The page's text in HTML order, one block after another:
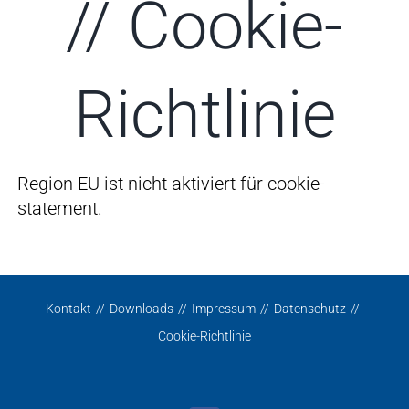
// Cookie-
Richtlinie
Region EU ist nicht aktiviert für cookie-
statement.
Kontakt Downloads Impressum
Datenschutz
Cookie-Richtlinie